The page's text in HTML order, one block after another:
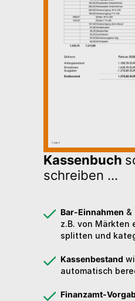
Kassenbuch
schreiben ...
Bar-Einnahmen &
z.B. von Märkten
splitten und
Kassenbestand
automatisch
Finanzamt-